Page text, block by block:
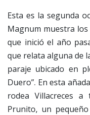
Esta es la segunda
Magnum muestra los
que inició el año
que relata alguna de
paraje ubicado en
Duero”. En esta
rodea Villacreces
Prunito, un